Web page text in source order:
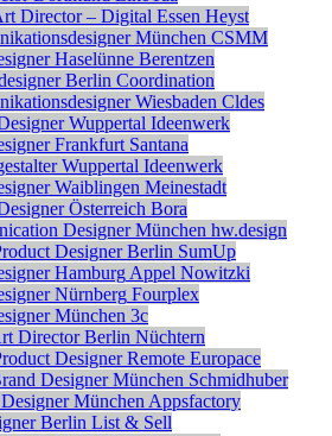
Director – Digital Essen Heyst
München CSMM
Haselünne Berentzen
Berlin Coordination
Wiesbaden Cldes
Wuppertal Ideenwerk
Frankfurt Santana
Wuppertal Ideenwerk
Waiblingen Meinestadt
Österreich Bora
Designer München hw.design
Designer Berlin SumUp
Hamburg Appel Nowitzki
Nürnberg Fourplex
München 3c
Director Berlin Nüchtern
Designer Remote Europace
Designer München Schmidhuber
München Appsfactory
Berlin List & Sell